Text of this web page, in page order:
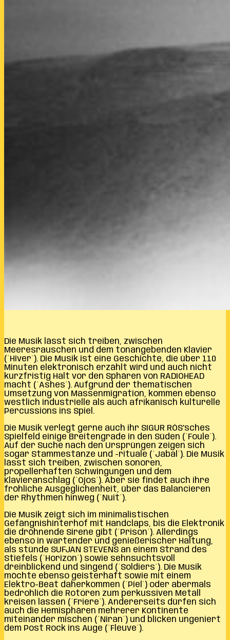
Die Musik lässt sich treiben, zwischen
Meeresrauschen und dem tonangebenden Klavier
(´Hiver´). Die Musik ist eine Geschichte, die über 110
Minuten elektronisch erzählt wird und auch nicht
kurzfristig Halt vor den Sphären von RADIOHEAD
macht (´Ashes´). Aufgrund der thematischen
Umsetzung von Massenmigration, kommen ebenso
westlich industrielle als auch afrikanisch kulturelle
Percussions ins Spiel.
Die Musik verlegt gerne auch ihr SIGUR RÓS’sches
Spielfeld einige Breitengrade in den Süden (´Foule´).
Auf der Suche nach den Ursprüngen zeigen sich
sogar Stammestänze und -rituale (´Jabal´). Die Musik
lässt sich treiben, zwischen sonoren,
propellerhaften Schwingungen und dem
Klavieranschlag (´Ojos´). Aber sie findet auch ihre
fröhliche Ausgeglichenheit, über das Balancieren
der Rhythmen hinweg (´Nuit´).
Die Musik zeigt sich im minimalistischen
Gefängnishinterhof mit Handclaps, bis die Elektronik
die dröhnende Sirene gibt (´Prison´). Allerdings
ebenso in wartender und genießerischer Haltung,
als stünde SUFJAN STEVENS an einem Strand des
Stiefels (´Horizon´) sowie sehnsuchtsvoll
dreinblickend und singend (´Soldiers´). Die Musik
möchte ebenso geisterhaft sowie mit einem
Elektro-Beat daherkommen (´Piel´) oder abermals
bedrohlich die Rotoren zum perkussiven Metall
kreisen lassen (´Friere´). Andererseits dürfen sich
auch die Hemisphären mehrerer Kontinente
miteinander mischen (´Niran´) und blicken ungeniert
dem Post Rock ins Auge (´Fleuve´).